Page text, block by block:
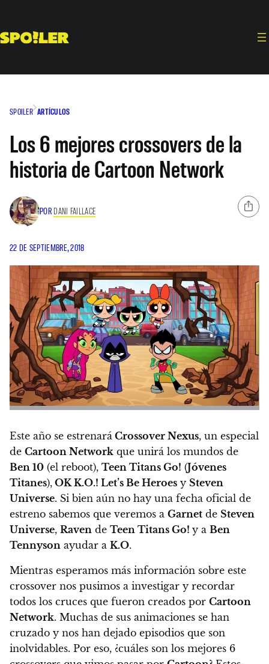
contenido
SPOILER ARTÍCULOS
Los 6 mejores crossovers de la
historia de Cartoon Network
POR DANI FAILLACE
22 DE SEPTIEMBRE, 2018
Este año se estrenará Crossover Nexus, un especial
de Cartoon Network que unirá los mundos de
Ben 10 (el reboot), Teen Titans Go! (Jóvenes
Titanes), OK K.O.! Let’s Be Heroes y Steven
Universe. Si bien aún no hay una fecha oficial de
estreno sabemos que veremos a Garnet de Steven
Universe, Raven de Teen Titans Go! y a Ben
Tennyson ayudar a K.O.
Mientras esperamos más información sobre este
crossover nos pusimos a investigar y recordar
todos los cruces que fueron creados por Cartoon
Network. Muchas de sus animaciones se han
cruzado y nos han dejado episodios que son
inolvidables. Por eso, ¿cuáles son los mejores 6